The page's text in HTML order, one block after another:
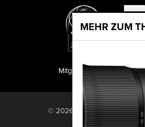
MEHR ZUM
PF
Mitglied der TIPA
© 2026 PF Publishing
reserved.